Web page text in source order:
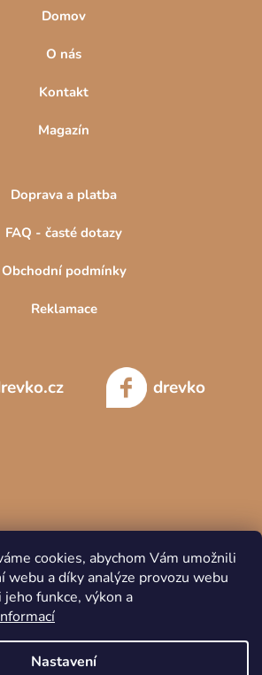
cookies, abychom Vám umožnili
webu a díky analýze provozu webu
funkce, výkon a
Nastavení
Domov
O nás
Kontakt
Magazín
Doprava a platba
FAQ - časté dotazy
Obchodní podmínky
Reklamace
drevko